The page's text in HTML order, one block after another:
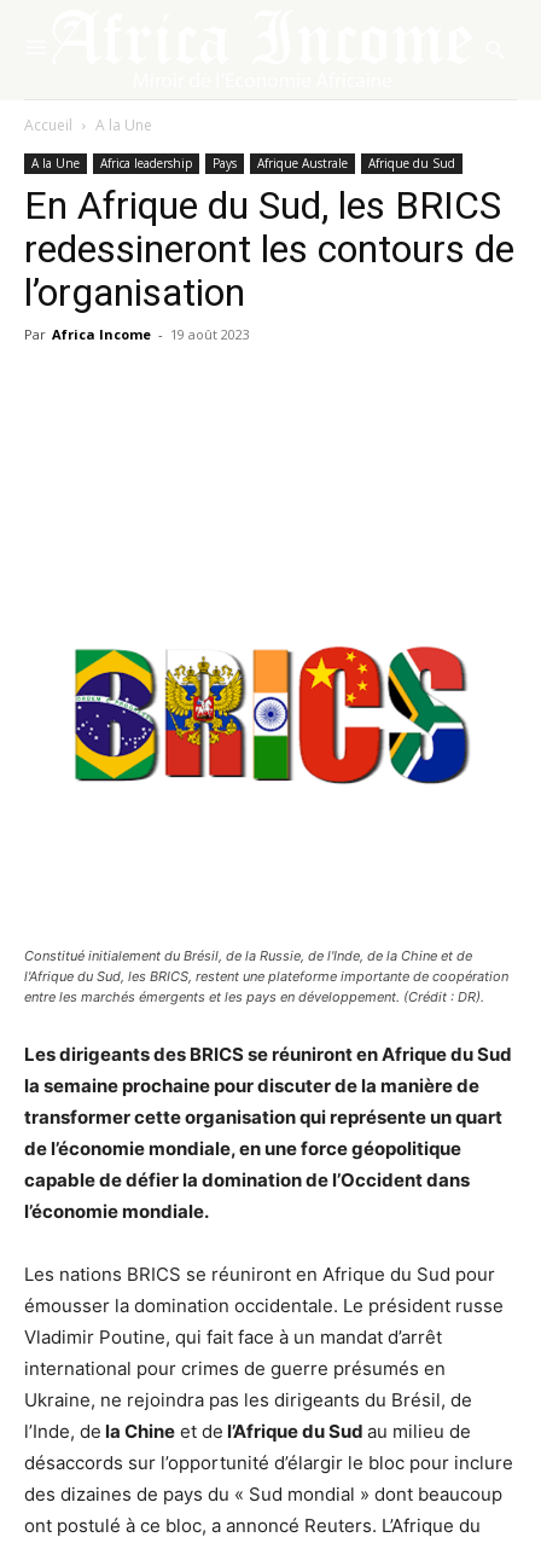
Accueil A la Une
A la Une Africa leadership Pays Afrique Australe Afrique du Sud
En Afrique du Sud, les BRICS
redessineront les contours de
l’organisation
Par Africa Income - 19 août 2023
Constitué initialement du Brésil, de la Russie, de l'Inde, de la Chine et de
l'Afrique du Sud, les BRICS, restent une plateforme importante de coopération
entre les marchés émergents et les pays en développement. (Crédit : DR).
Les dirigeants des BRICS se réuniront en Afrique du Sud
la semaine prochaine pour discuter de la manière de
transformer cette organisation qui représente un quart
de l’économie mondiale, en une force géopolitique
capable de défier la domination de l’Occident dans
l’économie mondiale.
Les nations BRICS se réuniront en Afrique du Sud pour
émousser la domination occidentale. Le président russe
Vladimir Poutine, qui fait face à un mandat d’arrêt
international pour crimes de guerre présumés en
Ukraine, ne rejoindra pas les dirigeants du Brésil, de
l’Inde, de la Chine et de l’Afrique du Sud au milieu de
désaccords sur l’opportunité d’élargir le bloc pour inclure
des dizaines de pays du « Sud mondial » dont beaucoup
ont postulé à ce bloc, a annoncé Reuters. L’Afrique du